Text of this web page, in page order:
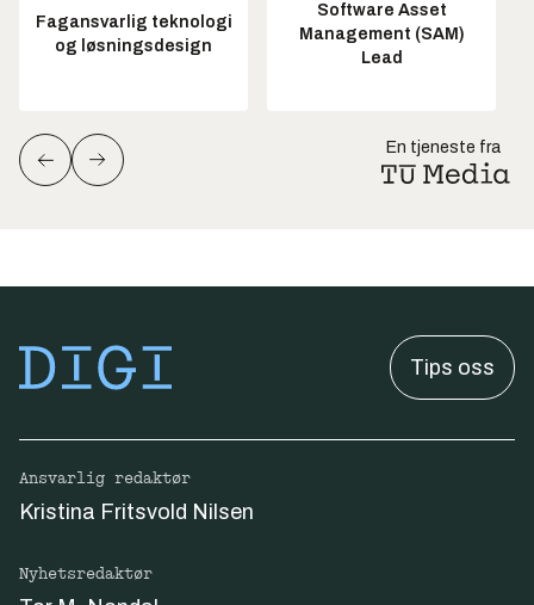
Fagansvarlig teknologi
og løsningsdesign
Software Asset
Management (SAM)
Lead
En tjeneste fra
Tips oss
Ansvarlig redaktør
Kristina Fritsvold Nilsen
Nyhetsredaktør